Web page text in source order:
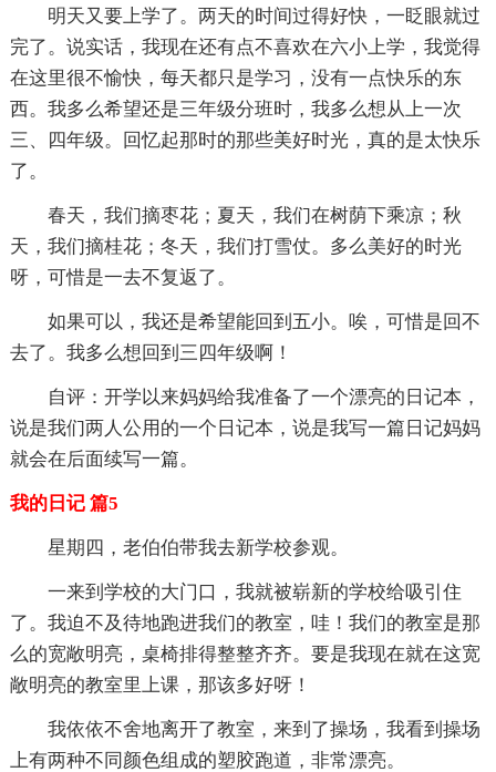
明天又要上学了。两天的时间过得好快，一眨眼就过
完了。说实话，我现在还有点不喜欢在六小上学，我觉得
在这里很不愉快，每天都只是学习，没有一点快乐的东
西。我多么希望还是三年级分班时，我多么想从上一次
三、四年级。回忆起那时的那些美好时光，真的是太快乐
了。
春天，我们摘枣花；夏天，我们在树荫下乘凉；秋
天，我们摘桂花；冬天，我们打雪仗。多么美好的时光
呀，可惜是一去不复返了。
如果可以，我还是希望能回到五小。唉，可惜是回不
去了。我多么想回到三四年级啊！
自评：开学以来妈妈给我准备了一个漂亮的日记本，
说是我们两人公用的一个日记本，说是我写一篇日记妈妈
就会在后面续写一篇。
我的日记 篇5
星期四，老伯伯带我去新学校参观。
一来到学校的大门口，我就被崭新的学校给吸引住
了。我迫不及待地跑进我们的教室，哇！我们的教室是那
么的宽敞明亮，桌椅排得整整齐齐。要是我现在就在这宽
敞明亮的教室里上课，那该多好呀！
我依依不舍地离开了教室，来到了操场，我看到操场
上有两种不同颜色组成的塑胶跑道，非常漂亮。